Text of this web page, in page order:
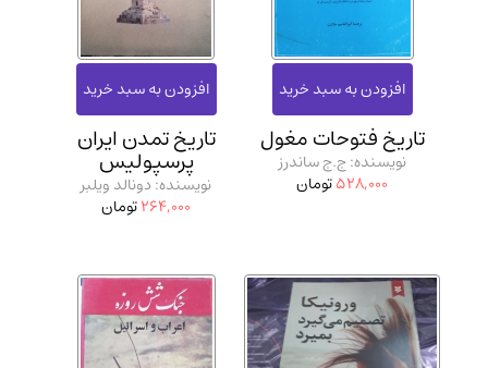
تاریخ فتوحات مغول
نویسنده: ج.ج ساندرز
528,000تومان
تاریخ تمدن ایران
پرسپولیس
نویسنده: دونالد ویلبر
264,000تومان